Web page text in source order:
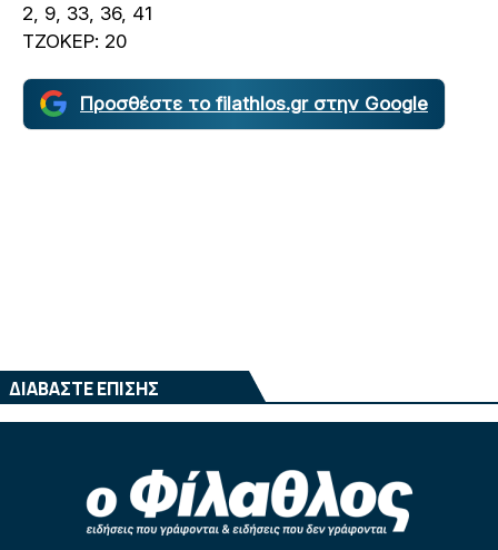
2, 9, 33, 36, 41
ΤΖΟΚΕΡ: 20
Προσθέστε το filathlos.gr στην Google
ΔΙΑΒΑΣΤΕ ΕΠΙΣΗΣ